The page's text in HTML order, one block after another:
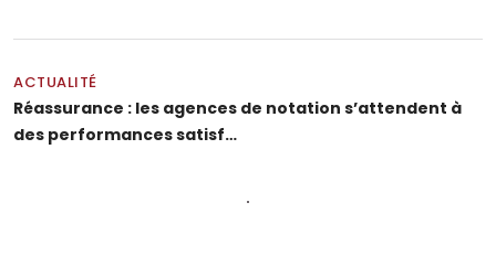
ACTUALITÉ
Réassurance : les agences de notation s’attendent à
des performances satisf…